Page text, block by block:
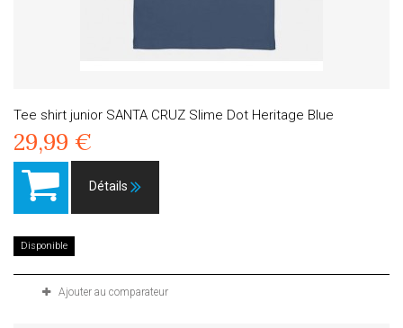
Tee shirt junior SANTA CRUZ Slime Dot Heritage Blue
29,99 €
Détails
Disponible
Ajouter au comparateur